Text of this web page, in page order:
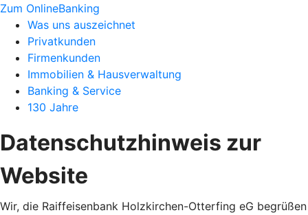
Zum OnlineBanking
Was uns auszeichnet
Privatkunden
Firmenkunden
Immobilien & Hausverwaltung
Banking & Service
130 Jahre
Datenschutzhinweis zur
Website
Wir, die Raiffeisenbank Holzkirchen-Otterfing eG begrüßen